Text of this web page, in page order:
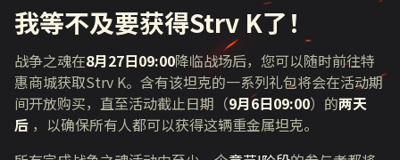
我等不及要获得Strv K了！
战争之魂在8月27日09:00降临战场后，您可以随时前往特
惠商城获取Strv K。含有该坦克的一系列礼包将会在活动期
间开放购买，直至活动截止日期（9月6日09:00）的两天
后 ，以确保所有人都可以获得这辆重金属坦克。